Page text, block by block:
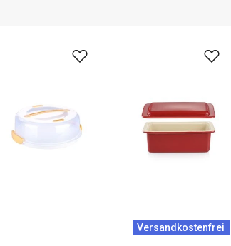
Versandkostenfrei